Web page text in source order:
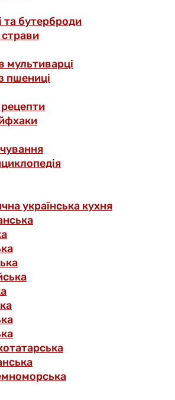
та бутерброди
страви
мультиварці
пшениці
українська кухня